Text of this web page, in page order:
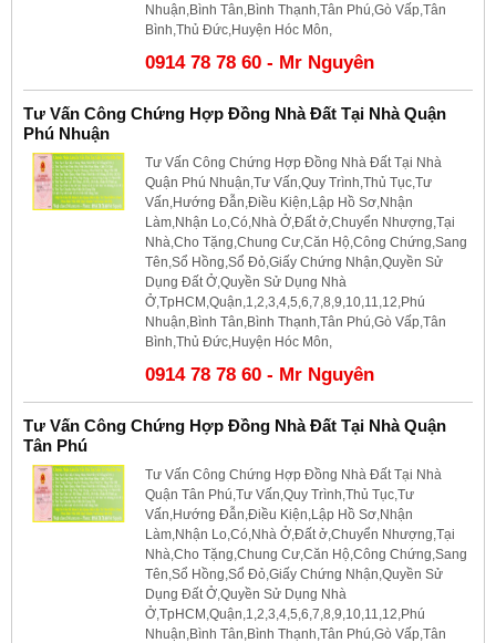
Nhuận,Bình Tân,Bình Thạnh,Tân Phú,Gò Vấp,Tân
Bình,Thủ Đức,Huyện Hóc Môn,
0914 78 78 60 - Mr Nguyên
Tư Vấn Công Chứng Hợp Đồng Nhà Đất Tại Nhà Quận
Phú Nhuận
Tư Vấn Công Chứng Hợp Đồng Nhà Đất Tại Nhà
Quận Phú Nhuận,Tư Vấn,Quy Trình,Thủ Tục,Tư
Vấn,Hướng Đẫn,Điều Kiện,Lập Hồ Sơ,Nhận
Làm,Nhận Lo,Có,Nhà Ở,Đất ở,Chuyển Nhượng,Tại
Nhà,Cho Tặng,Chung Cư,Căn Hộ,Công Chứng,Sang
Tên,Sổ Hồng,Sổ Đỏ,Giấy Chứng Nhận,Quyền Sử
Dụng Đất Ở,Quyền Sử Dụng Nhà
Ở,TpHCM,Quận,1,2,3,4,5,6,7,8,9,10,11,12,Phú
Nhuận,Bình Tân,Bình Thạnh,Tân Phú,Gò Vấp,Tân
Bình,Thủ Đức,Huyện Hóc Môn,
0914 78 78 60 - Mr Nguyên
Tư Vấn Công Chứng Hợp Đồng Nhà Đất Tại Nhà Quận
Tân Phú
Tư Vấn Công Chứng Hợp Đồng Nhà Đất Tại Nhà
Quận Tân Phú,Tư Vấn,Quy Trình,Thủ Tục,Tư
Vấn,Hướng Đẫn,Điều Kiện,Lập Hồ Sơ,Nhận
Làm,Nhận Lo,Có,Nhà Ở,Đất ở,Chuyển Nhượng,Tại
Nhà,Cho Tặng,Chung Cư,Căn Hộ,Công Chứng,Sang
Tên,Sổ Hồng,Sổ Đỏ,Giấy Chứng Nhận,Quyền Sử
Dụng Đất Ở,Quyền Sử Dụng Nhà
Ở,TpHCM,Quận,1,2,3,4,5,6,7,8,9,10,11,12,Phú
Nhuận,Bình Tân,Bình Thạnh,Tân Phú,Gò Vấp,Tân